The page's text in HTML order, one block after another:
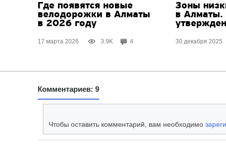
Где появятся новые
велодорожки в Алматы
в 2026 году
17 марта 2026 3.9K 4
Зоны
в Алматы.
30 декабря 2025
Комментариев: 9
Чтобы оставить комментарий, вам необходимо